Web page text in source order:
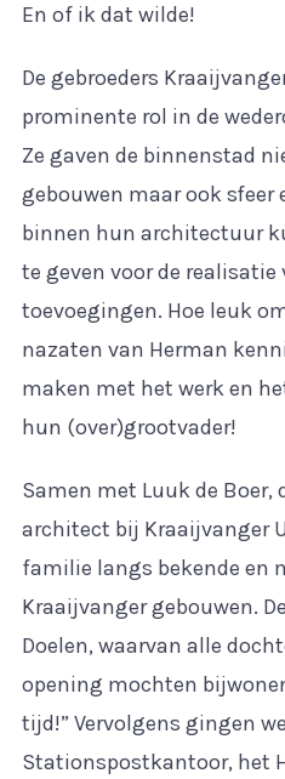
En of ik dat wilde!
De gebroeders
prominente rol in de
Ze gaven de binnenstad
gebouwen maar ook sfeer
binnen hun architectuur
te geven voor de realisatie
toevoegingen. Hoe leuk
nazaten van Herman
maken met het werk en
hun (over)grootvader!
Samen met Luuk de
architect bij Kraaijvanger
familie langs bekende en
Kraaijvanger gebouwen.
Doelen, waarvan alle
opening mochten
tijd!” Vervolgens gingen
Stationspostkantoor, het